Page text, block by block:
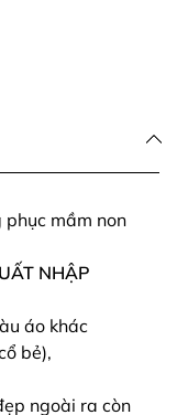
mầm non
NHẬP
áo khác
bẻ),
ngoài ra còn